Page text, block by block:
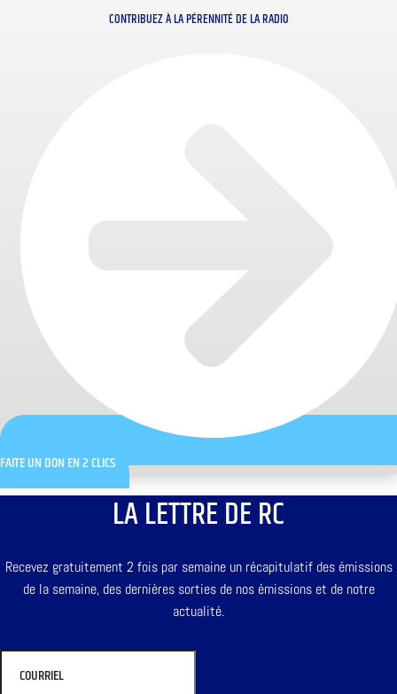
CONTRIBUEZ À LA PÉRENNITÉ DE LA RADIO
FAITE UN DON EN 2 CLICS
LA LETTRE DE RC
Recevez gratuitement 2 fois par semaine un récapitulatif des émissions
de la semaine, des dernières sorties de nos émissions et de notre
actualité.